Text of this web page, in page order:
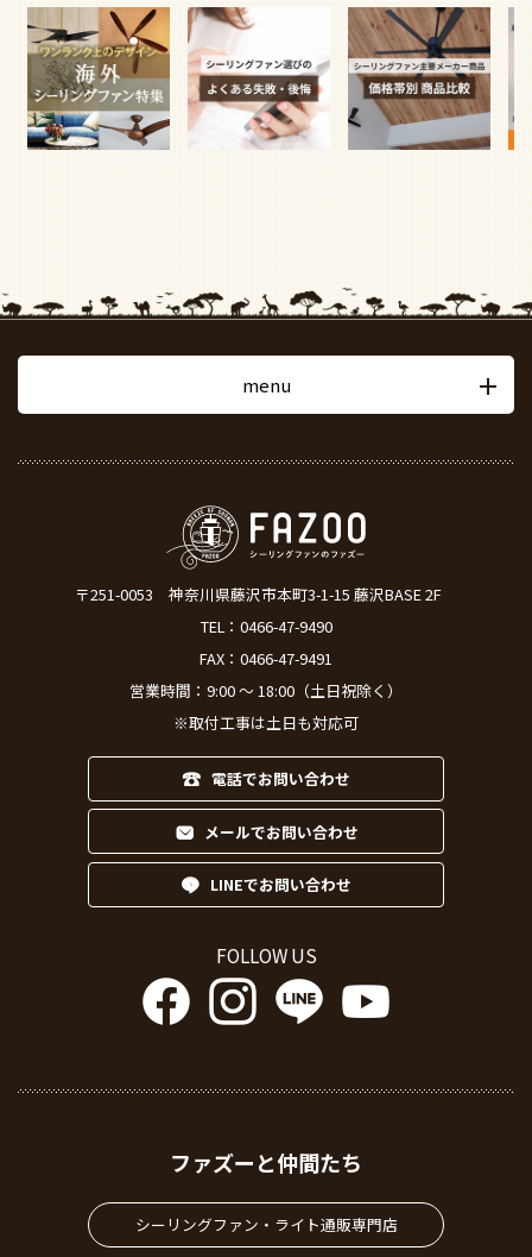
menu
〒251-0053
神奈川県藤沢市本町3-1-15 藤沢BASE 2F
TEL： 0466-47-9490
FAX：0466-47-9491
営業時間：9:00 ～ 18:00（土日祝除く）
※取付工事は土日も対応可
電話でお問い合わせ
メールでお問い合わせ
LINEでお問い合わせ
FOLLOW US
ファズーと仲間たち
シーリングファン・ライト通販専門店